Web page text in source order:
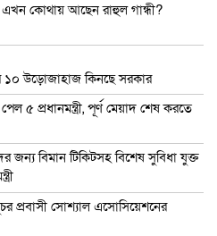
কোথায় আছেন রাহুল গান্ধী?
১০ উড়োজাহাজ কিনছে সরকার
৫ প্রধানমন্ত্রী, পূর্ণ মেয়াদ শেষ করতে
জন্য বিমান টিকিটসহ বিশেষ সুবিধা যুক্ত
প্রবাসী সোশ্যাল এসোসিয়েশনের